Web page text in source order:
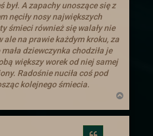
był. A zapachy unoszące się z
nęciły nosy największych
śmieci również się walały nie
ale na prawie każdym kroku, za
dziewczynka chodziła je
większy worek od niej samej
Radośnie nuciła coś pod
kolejnego śmiecia.
g